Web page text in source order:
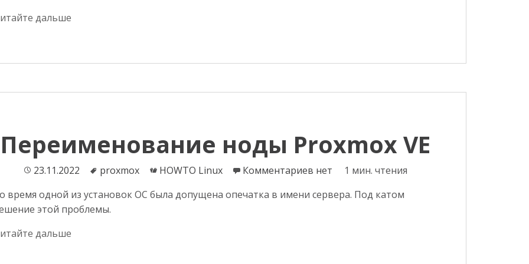
дальше
Переименование ноды Proxmox VE
Опубликовано
23.11.2022 Теги
proxmox Категории
HOWTO Linux Комментариев нет
1 мин. чтения
время одной из установок ОС была допущена опечатка в имени сервера. Под катом
этой проблемы.
дальше